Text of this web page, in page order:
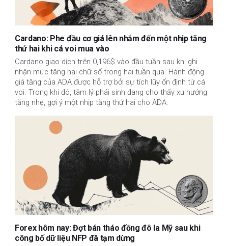
Cardano: Phe đầu cơ giá lên nhắm đến một nhịp tăng
thứ hai khi cá voi mua vào
Cardano giao dịch trên 0,196$ vào đầu tuần sau khi ghi
nhận mức tăng hai chữ số trong hai tuần qua. Hành động
giá tăng của ADA được hỗ trợ bởi sự tích lũy ổn định từ cá
voi. Trong khi đó, tâm lý phái sinh đang cho thấy xu hướng
tăng nhẹ, gợi ý một nhịp tăng thứ hai cho ADA.
Forex hôm nay: Đợt bán tháo đồng đô la Mỹ sau khi
công bố dữ liệu NFP đã tạm dừng